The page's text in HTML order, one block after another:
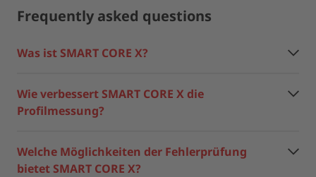
Frequently asked questions
Was ist SMART CORE X?
Wie verbessert SMART CORE X die
Profilmessung?
Welche Möglichkeiten der Fehlerprüfung
bietet SMART CORE X?